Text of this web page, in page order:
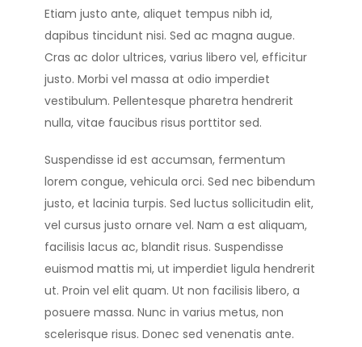
Etiam justo ante, aliquet tempus nibh id,
dapibus tincidunt nisi. Sed ac magna augue.
Cras ac dolor ultrices, varius libero vel, efficitur
justo. Morbi vel massa at odio imperdiet
vestibulum. Pellentesque pharetra hendrerit
nulla, vitae faucibus risus porttitor sed.
Suspendisse id est accumsan, fermentum
lorem congue, vehicula orci. Sed nec bibendum
justo, et lacinia turpis. Sed luctus sollicitudin elit,
vel cursus justo ornare vel. Nam a est aliquam,
facilisis lacus ac, blandit risus. Suspendisse
euismod mattis mi, ut imperdiet ligula hendrerit
ut. Proin vel elit quam. Ut non facilisis libero, a
posuere massa. Nunc in varius metus, non
scelerisque risus. Donec sed venenatis ante.